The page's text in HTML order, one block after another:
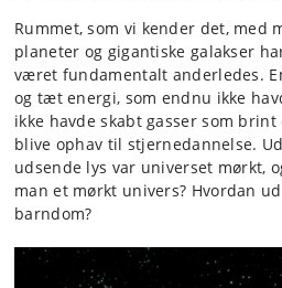
Rummet, som vi kender det, med
planeter og gigantiske galakser
været fundamentalt anderledes.
og tæt energi, som endnu ikke
ikke havde skabt gasser som
blive ophav til stjernedannelse.
udsende lys var universet mørkt,
man et mørkt univers? Hvordan
barndom?